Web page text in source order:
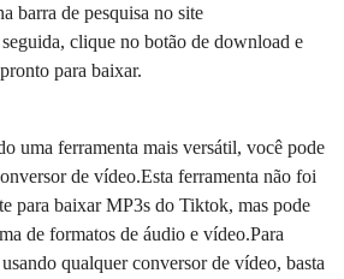
barra de pesquisa no site
clique no botão de download e
para baixar.
uma ferramenta mais versátil, você pode
de vídeo.Esta ferramenta não foi
para baixar MP3s do Tiktok, mas pode
de formatos de áudio e vídeo.Para
qualquer conversor de vídeo, basta